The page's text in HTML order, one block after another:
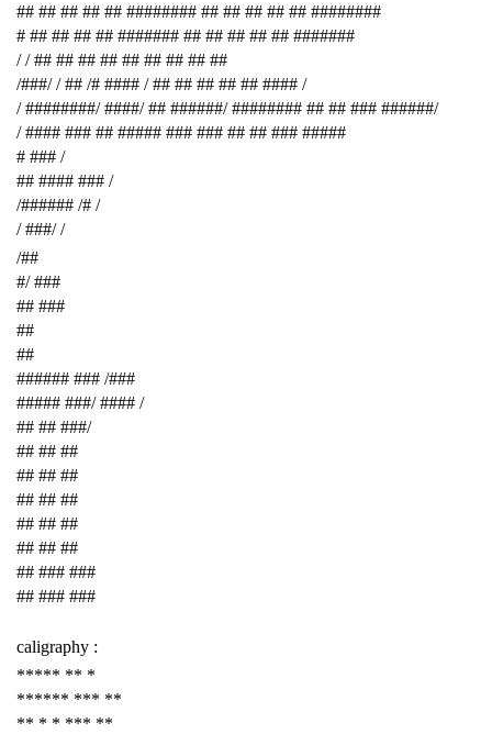
## ## ## ## ## ######## ## ## ## ## ## ########
# ## ## ## ## ####### ## ## ## ## ## #######
/ / ## ## ## ## ## ## ## ## ##
/###/ / ## /# #### / ## ## ## ## ## #### /
/ ########/ ####/ ## ######/ ######## ## ## ### ######/
/ #### ### ## ##### ### ### ## ## ### #####
# ### /
## #### ### /
/###### /# /
/ ###/ /
/##
#/ ###
## ###
##
##
###### ### /###
##### ###/ #### /
## ## ###/
## ## ##
## ## ##
## ## ##
## ## ##
## ## ##
## ### ###
## ### ###
caligraphy :
***** ** *
****** *** **
** * * *** **